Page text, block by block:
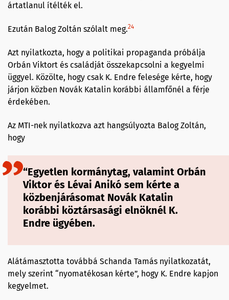
ártatlanul ítélték el.
Ezután Balog Zoltán szólalt meg.24
Azt nyilatkozta, hogy a politikai propaganda próbálja
Orbán Viktort és családját összekapcsolni a kegyelmi
üggyel. Közölte, hogy csak K. Endre felesége kérte, hogy
járjon közben Novák Katalin korábbi államfőnél a férje
érdekében.
Az MTI-nek nyilatkozva azt hangsúlyozta Balog Zoltán,
hogy
“Egyetlen kormánytag, valamint Orbán
Viktor és Lévai Anikó sem kérte a
közbenjárásomat Novák Katalin
korábbi köztársasági elnöknél K.
Endre ügyében.
Alátámasztotta továbbá Schanda Tamás nyilatkozatát,
mely szerint “nyomatékosan kérte”, hogy K. Endre kapjon
kegyelmet.